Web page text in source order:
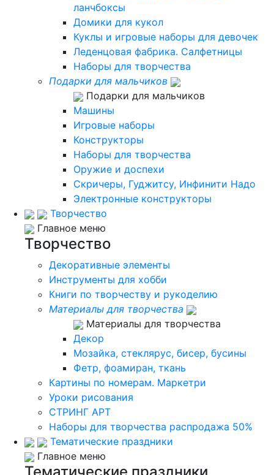
ланчбоксы
Домики для кукол
Куклы и игровые наборы для девочек
Леденцовая фабрика. Салфетницы
Наборы для творчества
Подарки для мальчиков
Подарки для мальчиков
Машины
Игровые наборы
Конструкторы
Наборы для творчества
Оружие и доспехи
Скричеры, Гуджитсу, Инфинити Надо
Электронные конструкторы
Творчество
Главное меню
Творчество
Декоративные элементы
Инструменты для хобби
Книги по творчеству и рукоделию
Материалы для творчества
Материалы для творчества
Декор
Мозайка, стеклярус, бисер, бусины
Фетр, фоамиран, ткань
Картины по номерам. Маркетри
Уроки рисования
СТРИНГ АРТ
Наборы для творчества распродажа 50%
Тематические праздники
Главное меню